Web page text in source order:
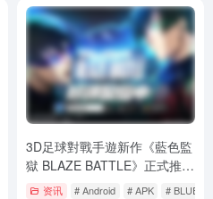
# Square Enix
3D足球對戰手遊新作《藍色監
獄 BLAZE BATTLE》正式推
出！重溫動畫劇情，培養你的
资讯 # Android # APK # BLUE